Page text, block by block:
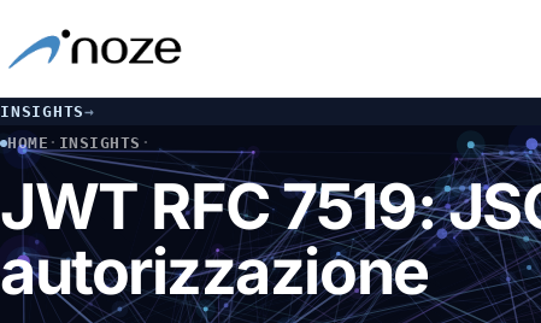
INSIGHTS→
HOME · INSIGHTS ·
JWT RFC 7519: JSON WEB TOKEN PER IDENTITÀ E
JWT RFC 7519:
autorizzazione